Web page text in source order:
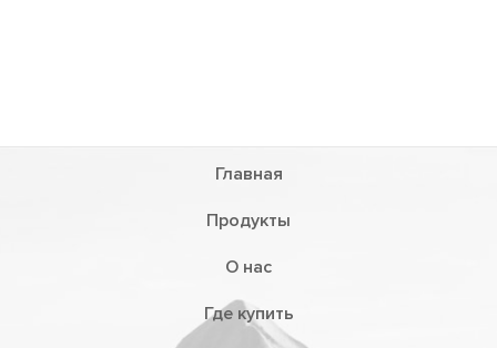
Где купить